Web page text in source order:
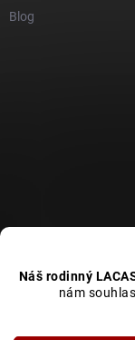
Náš rodinný
nám
Blog